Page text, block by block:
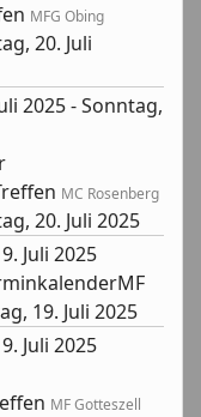
MFG Obing
20. Juli
2025 - Sonntag,
MC Rosenberg
20. Juli 2025
Juli 2025
19. Juli 2025
Juli 2025
MF Gotteszell